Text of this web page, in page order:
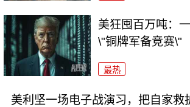
美狂囤百万吨：
\"铜牌军备竞赛\"
最热
美利坚一场电子战演习，把自家救